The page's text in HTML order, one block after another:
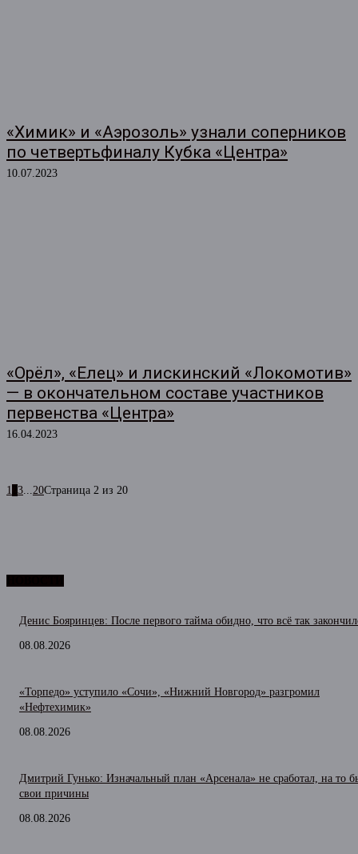
«Химик» и «Аэрозоль» узнали соперников
по четвертьфиналу Кубка «Центра»
10.07.2023
«Орёл», «Елец» и лискинский «Локомотив»
— в окончательном составе участников
первенства «Центра»
16.04.2023
1 3...20Страница 2 из 20
Денис Бояринцев: После первого тайма обидно, что всё так
08.08.2026
«Торпедо» уступило «Сочи», «Нижний Новгород» разгромил
«Нефтехимик»
08.08.2026
Дмитрий Гунько: Изначальный план «Арсенала» не сработал, на то
свои причины
08.08.2026